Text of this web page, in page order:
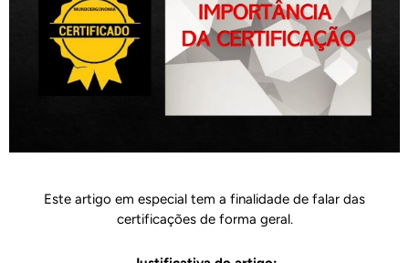
Este artigo em especial tem a finalidade de falar das
certificações de forma geral.